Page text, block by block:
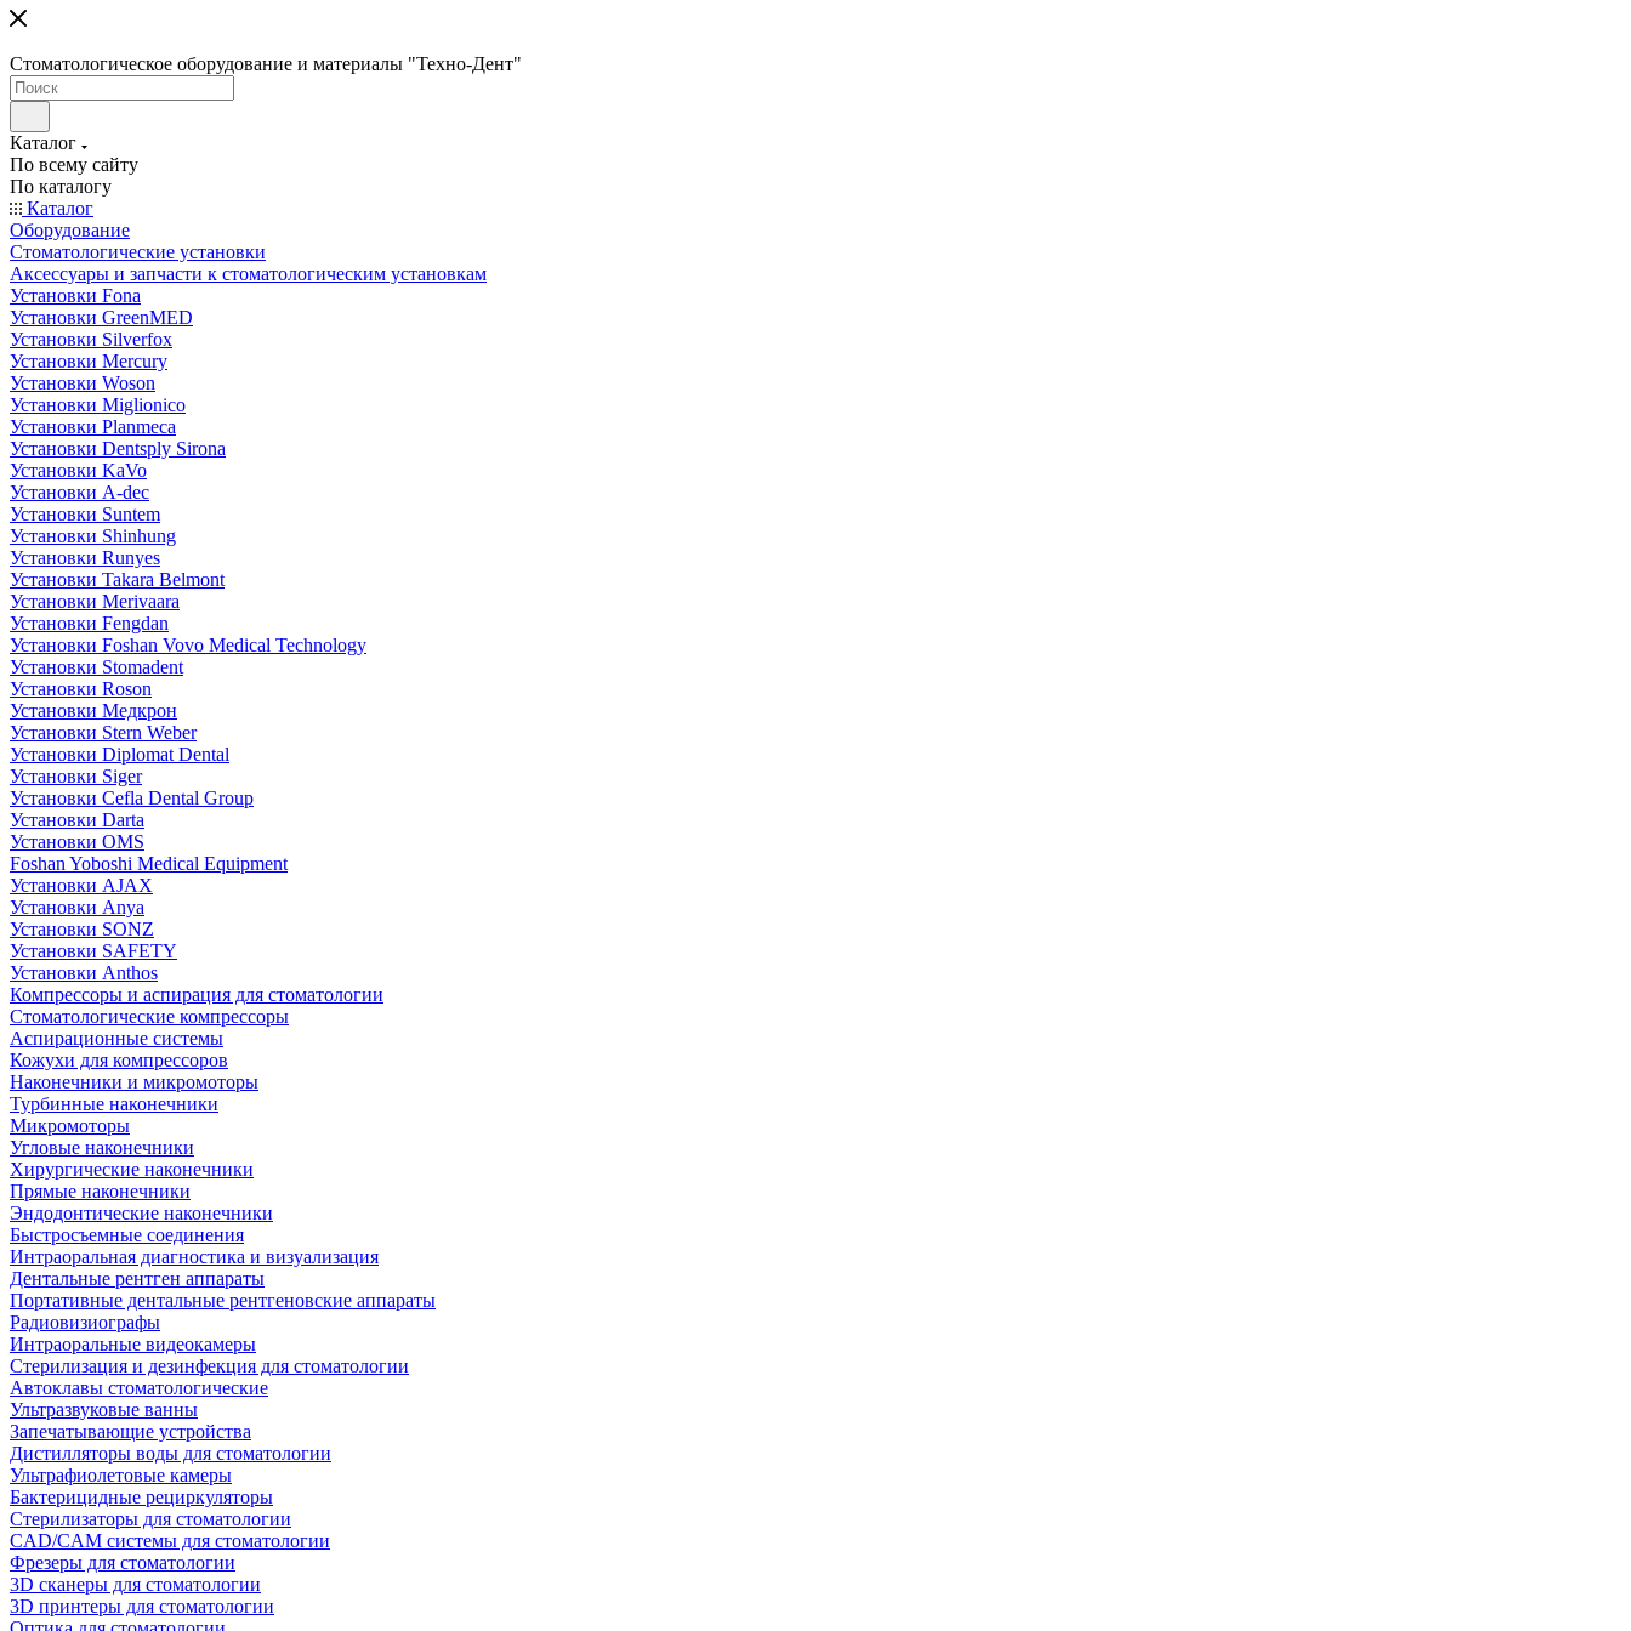
Стоматологическое оборудование и материалы "Техно-Дент"
Каталог
По всему сайту
По каталогу
Каталог
Оборудование
Стоматологические установки
Аксессуары и запчасти к стоматологическим установкам
Установки Fona
Установки GreenMED
Установки Silverfox
Установки Mercury
Установки Woson
Установки Miglionico
Установки Planmeca
Установки Dentsply Sirona
Установки KaVo
Установки A-dec
Установки Suntem
Установки Shinhung
Установки Runyes
Установки Takara Belmont
Установки Merivaara
Установки Fengdan
Установки Foshan Vovo Medical Technology
Установки Stomadent
Установки Roson
Установки Медкрон
Установки Stern Weber
Установки Diplomat Dental
Установки Siger
Установки Cefla Dental Group
Установки Darta
Установки OMS
Foshan Yoboshi Medical Equipment
Установки AJAX
Установки Anya
Установки SONZ
Установки SAFETY
Установки Anthos
Компрессоры и аспирация для стоматологии
Стоматологические компрессоры
Аспирационные системы
Кожухи для компрессоров
Наконечники и микромоторы
Турбинные наконечники
Микромоторы
Угловые наконечники
Хирургические наконечники
Прямые наконечники
Эндодонтические наконечники
Быстросъемные соединения
Интраоральная диагностика и визуализация
Дентальные рентген аппараты
Портативные дентальные рентгеновские аппараты
Радиовизиографы
Интраоральные видеокамеры
Стерилизация и дезинфекция для стоматологии
Автоклавы стоматологические
Ультразвуковые ванны
Запечатывающие устройства
Дистилляторы воды для стоматологии
Ультрафиолетовые камеры
Бактерицидные рециркуляторы
Стерилизаторы для стоматологии
CAD/CAM системы для стоматологии
Фрезеры для стоматологии
3D cканеры для стоматологии
3D принтеры для стоматологии